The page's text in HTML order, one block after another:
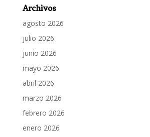
Archivos
agosto 2026
julio 2026
junio 2026
mayo 2026
abril 2026
marzo 2026
febrero 2026
enero 2026